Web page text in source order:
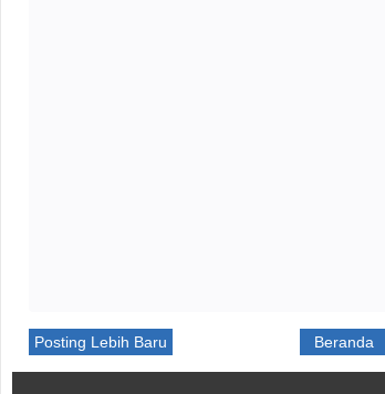
Posting Lebih Baru Beranda